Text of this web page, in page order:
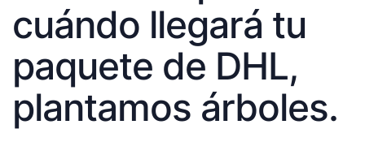
cuándo llegará tu
paquete de DHL,
plantamos árboles.